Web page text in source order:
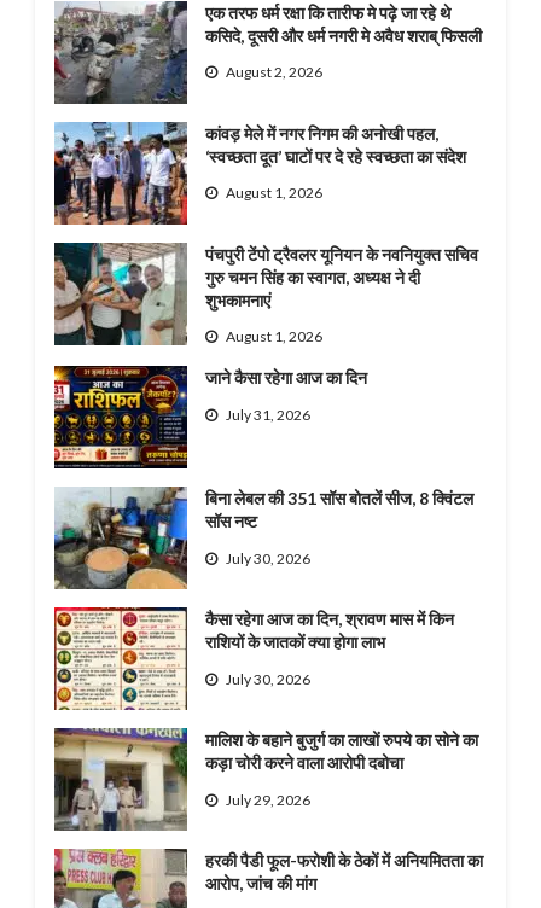
एक तरफ धर्म रक्षा कि तारीफ मे पढ़े जा रहे थे
कसिदे, दूसरी और धर्म नगरी मे अवैध शराब् फिसली
August 2, 2026
कांवड़ मेले में नगर निगम की अनोखी पहल,
‘स्वच्छता दूत’ घाटों पर दे रहे स्वच्छता का संदेश
August 1, 2026
पंचपुरी टेंपो ट्रैवलर यूनियन के नवनियुक्त सचिव
गुरु चमन सिंह का स्वागत, अध्यक्ष ने दी
शुभकामनाएं
August 1, 2026
जाने कैसा रहेगा आज का दिन
July 31, 2026
बिना लेबल की 351 सॉस बोतलें सीज, 8 क्विंटल
सॉस नष्ट
July 30, 2026
कैसा रहेगा आज का दिन, श्रावण मास में किन
राशियों के जातकों क्या होगा लाभ
July 30, 2026
मालिश के बहाने बुजुर्ग का लाखों रुपये का सोने का
कड़ा चोरी करने वाला आरोपी दबोचा
July 29, 2026
हरकी पैडी फूल-फरोशी के ठेकों में अनियमितता का
आरोप, जांच की मांग